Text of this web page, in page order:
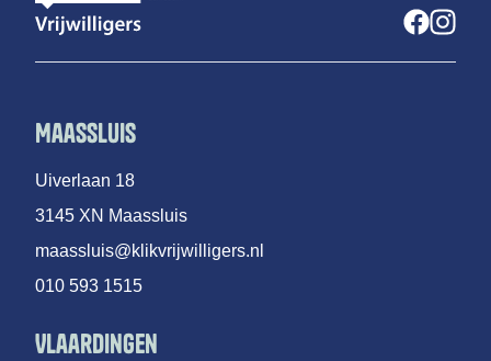
Maassluis
Uiverlaan 18
3145 XN Maassluis
maassluis@klikvrijwilligers.nl
010 593 1515
Vlaardingen